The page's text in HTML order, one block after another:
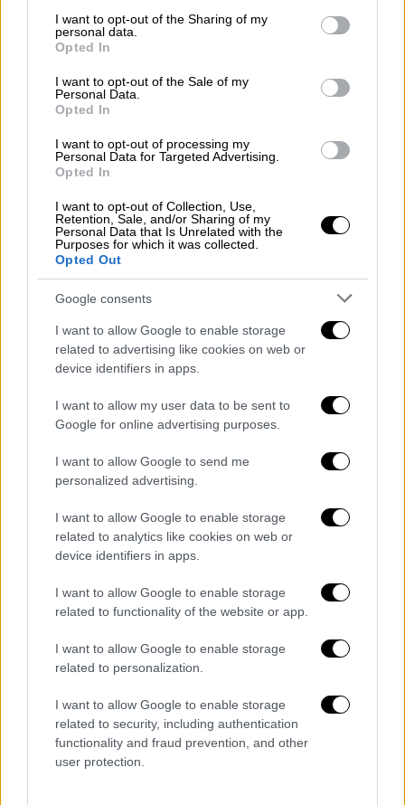
not limited to your visit or usage behaviour. You may click to
grant or deny consent to Google and its third-party tags to
use your data for below specified purposes in below Google
consent section.
I want to opt-out of the Sharing of my
personal data.
Opted In
I want to opt-out of the Sale of my
Personal Data.
Opted In
I want to opt-out of processing my
Personal Data for Targeted Advertising.
Opted In
I want to opt-out of Collection, Use,
Retention, Sale, and/or Sharing of my
Personal Data that Is Unrelated with the
Purposes for which it was collected.
Opted Out
Google consents
I want to allow Google to enable storage
related to advertising like cookies on web or
device identifiers in apps.
I want to allow my user data to be sent to
Google for online advertising purposes.
I want to allow Google to send me
personalized advertising.
I want to allow Google to enable storage
related to analytics like cookies on web or
device identifiers in apps.
I want to allow Google to enable storage
related to functionality of the website or app.
I want to allow Google to enable storage
related to personalization.
I want to allow Google to enable storage
related to security, including authentication
functionality and fraud prevention, and other
user protection.
Ελλάδα|13.03.2025 09:20
Γιατρός δέχθηκε άγρια επίθεση στο
Κέντρο Υγείας Τυρνάβου: Προσπαθούσε
να βοηθήσει ασθενή και τον χτυπούσαν
Ομάδα περίπου 15 ατόμων -υπό την επήρεια
αλκοόλ- μετέφερε στο Κέντρο Υγείας
ασθενή με σοβαρό παθολογικό πρόβλημα
Ελλάδα|10.03.2025 20:55
«Σε αυτή την κατάσταση βρέθηκε» - Τι
λέει η οικογένεια του Βασίλη Καλογήρου
για τις φωτογραφίες της σορού του που
δημοσιεύτηκαν